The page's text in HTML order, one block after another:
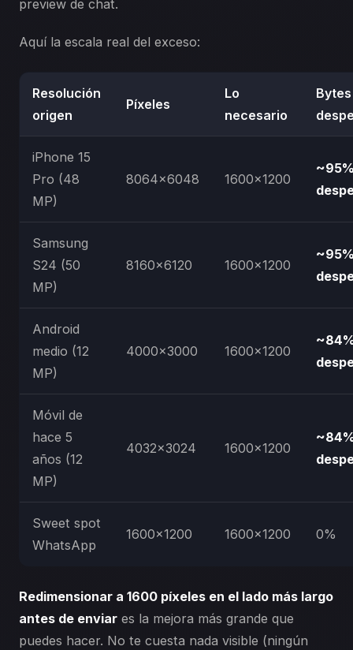
preview de chat.
Aquí la escala real del exceso:
Resolución
origen
Píxeles
Lo
necesario
Bytes
iPhone 15
Pro (48
MP)
8064×6048 1600×1200
Samsung
S24 (50
MP)
8160×6120 1600×1200
Android
medio (12
MP)
4000×3000 1600×1200
Móvil de
hace 5
años (12
MP)
4032×3024 1600×1200
Sweet spot
WhatsApp
1600×1200 1600×1200 0%
Redimensionar a 1600 píxeles en el lado más largo
antes de enviar es la mejora más grande que
puedes hacer. No te cuesta nada visible (ningún